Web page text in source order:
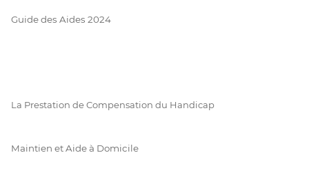
Guide des Aides 2024
La Prestation de Compensation du Handicap
Maintien et Aide à Domicile